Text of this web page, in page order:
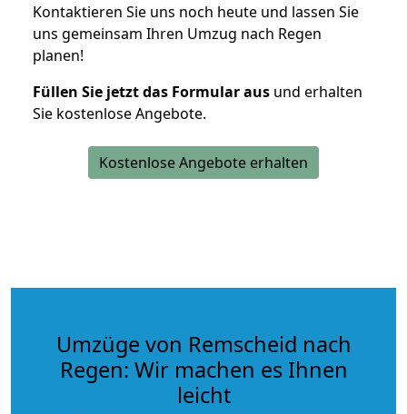
Kontaktieren Sie uns noch heute und lassen Sie
uns gemeinsam Ihren Umzug nach Regen
planen!
Füllen Sie jetzt das Formular aus und erhalten
Sie kostenlose Angebote.
Kostenlose Angebote erhalten
Umzüge von Remscheid nach
Regen: Wir machen es Ihnen
leicht